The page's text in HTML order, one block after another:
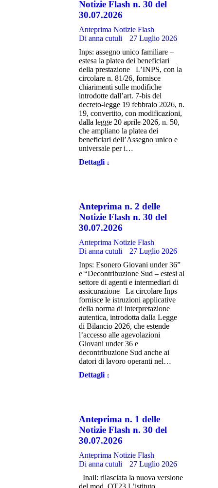
Notizie Flash n. 30 del
30.07.2026
Anteprima Notizie Flash
Di anna cutuli
27 Luglio 2026
Inps: assegno unico familiare –
estesa la platea dei beneficiari
della prestazione L’INPS, con la
circolare n. 81/26, fornisce
chiarimenti sulle modifiche
introdotte dall’art. 7-bis del
decreto-legge 19 febbraio 2026, n.
19, convertito, con modificazioni,
dalla legge 20 aprile 2026, n. 50,
che ampliano la platea dei
beneficiari dell’Assegno unico e
universale per i…
Dettagli
Anteprima n. 2 delle
Notizie Flash n. 30 del
30.07.2026
Anteprima Notizie Flash
Di anna cutuli
27 Luglio 2026
Inps: Esonero Giovani under 36”
e “Decontribuzione Sud – estesi al
settore di agenti e intermediari di
assicurazione La circolare Inps
fornisce le istruzioni applicative
della norma di interpretazione
autentica, introdotta dalla Legge
di Bilancio 2026, che estende
l’accesso alle agevolazioni
Giovani under 36 e
decontribuzione Sud anche ai
datori di lavoro operanti nel…
Dettagli
Anteprima n. 1 delle
Notizie Flash n. 30 del
30.07.2026
Anteprima Notizie Flash
Di anna cutuli
27 Luglio 2026
Inail: rilasciata la nuova versione